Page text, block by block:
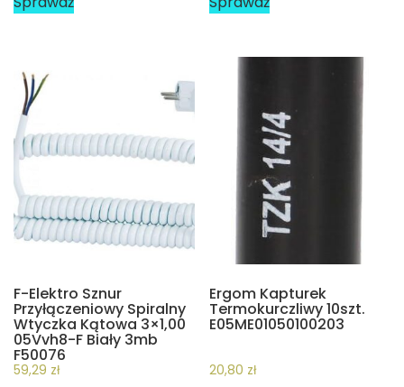
F-Elektro Sznur
Przyłączeniowy Spiralny
Wtyczka Kątowa 3×1,00
05Vvh8-F Biały 3mb
F50076
59,29 zł
Ergom Kapturek
Termokurczliwy 10szt.
E05ME01050100203
20,80 zł